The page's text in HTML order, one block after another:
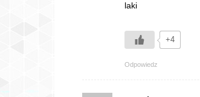
laki
+4
Odpowiedz